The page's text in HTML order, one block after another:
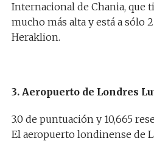
Internacional de Chania, que
mucho más alta y está a sólo
Heraklion.
3. Aeropuerto de Londres
3.0 de puntuación y 10,665
El aeropuerto londinense de